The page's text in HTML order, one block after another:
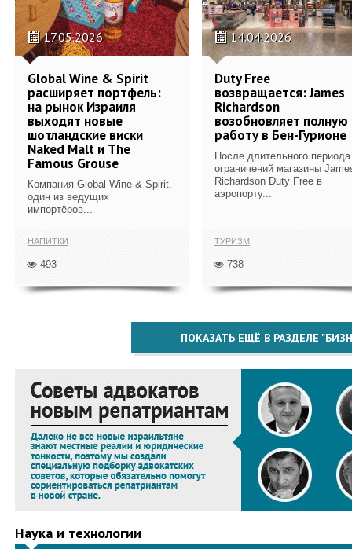
17.05.2026
Global Wine & Spirit
расширяет портфель:
на рынок Израиля
выходят новые
шотландские виски
Naked Malt и The
Famous Grouse
Компания Global Wine & Spirit,
один из ведущих
импортёров...
НАПИТКИ
493
14.04.2026
Duty Free
возвращается: James
Richardson
возобновляет полную
работу в Бен-Гурионе
После длительного периода
ограничений магазины
Richardson Duty Free в
аэропорту...
ТУРИЗМ
738
ПОКАЗАТЬ ЕЩЁ В РАЗДЕЛЕ
Наука и технологии